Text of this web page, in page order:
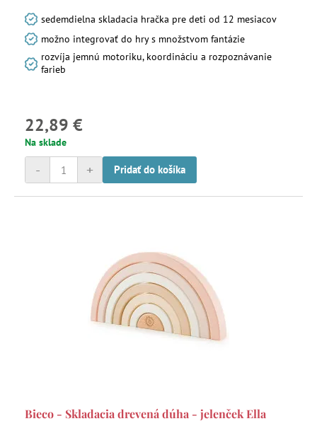
sedemdielna skladacia hračka pre deti od 12 mesiacov
možno integrovať do hry s množstvom fantázie
rozvíja jemnú motoriku, koordináciu a rozpoznávanie
farieb
22,89 €
Na sklade
+
- Pridať do košíka
Bieco - Skladacia drevená dúha - jelenček Ella